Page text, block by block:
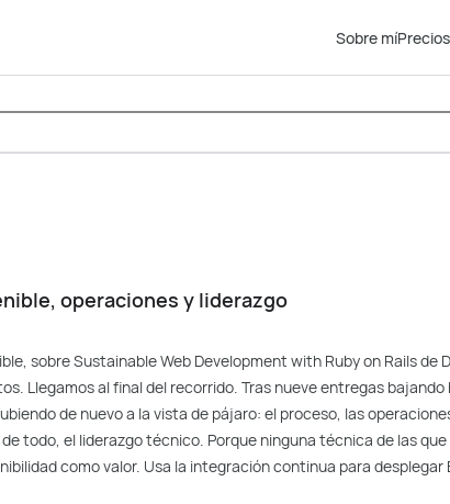
Sobre míPrecios
operaciones y liderazgo
sobre Sustainable Web Development with Ruby on Rails de
Llegamos al final del recorrido. Tras nueve entregas bajando
de nuevo a la vista de pájaro: el proceso, las
todo, el liderazgo técnico. Porque ninguna técnica de las
como valor. Usa la integración continua para desplegar